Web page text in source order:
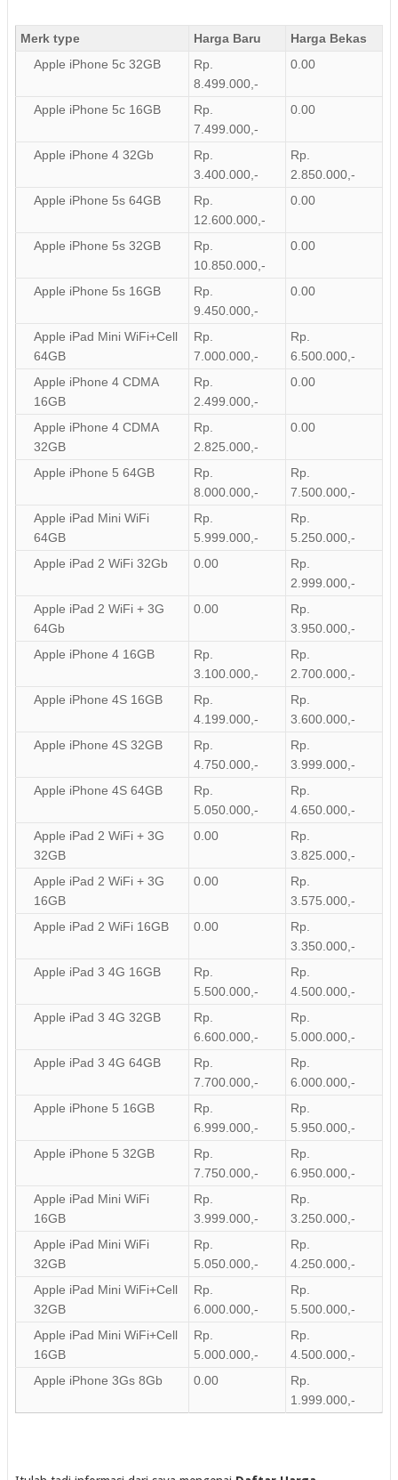
Merk type Harga Baru
Harga Bekas
Apple iPhone 5c 32GB
Rp.
8.499.000,-
0.00
Apple iPhone 5c 16GB
Rp.
7.499.000,-
0.00
Apple iPhone 4 32Gb
Rp.
3.400.000,-
Rp.
2.850.000,-
Apple iPhone 5s 64GB
Rp.
12.600.000,-
0.00
Apple iPhone 5s 32GB
Rp.
10.850.000,-
0.00
Apple iPhone 5s 16GB
Rp.
9.450.000,-
0.00
Apple iPad Mini WiFi+Cell
64GB
Rp.
7.000.000,-
Rp.
6.500.000,-
Apple iPhone 4 CDMA
16GB
Rp.
2.499.000,-
0.00
Apple iPhone 4 CDMA
32GB
Rp.
2.825.000,-
0.00
Apple iPhone 5 64GB
Rp.
8.000.000,-
Rp.
7.500.000,-
Apple iPad Mini WiFi
64GB
Rp.
5.999.000,-
Rp.
5.250.000,-
Apple iPad 2 WiFi 32Gb
0.00
Rp.
2.999.000,-
Apple iPad 2 WiFi + 3G
64Gb
0.00
Rp.
3.950.000,-
Apple iPhone 4 16GB
Rp.
3.100.000,-
Rp.
2.700.000,-
Apple iPhone 4S 16GB
Rp.
4.199.000,-
Rp.
3.600.000,-
Apple iPhone 4S 32GB
Rp.
4.750.000,-
Rp.
3.999.000,-
Apple iPhone 4S 64GB
Rp.
5.050.000,-
Rp.
4.650.000,-
Apple iPad 2 WiFi + 3G
32GB
0.00
Rp.
3.825.000,-
Apple iPad 2 WiFi + 3G
16GB
0.00
Rp.
3.575.000,-
Apple iPad 2 WiFi 16GB
0.00
Rp.
3.350.000,-
Apple iPad 3 4G 16GB
Rp.
5.500.000,-
Rp.
4.500.000,-
Apple iPad 3 4G 32GB
Rp.
6.600.000,-
Rp.
5.000.000,-
Apple iPad 3 4G 64GB
Rp.
7.700.000,-
Rp.
6.000.000,-
Apple iPhone 5 16GB
Rp.
6.999.000,-
Rp.
5.950.000,-
Apple iPhone 5 32GB
Rp.
7.750.000,-
Rp.
6.950.000,-
Apple iPad Mini WiFi
16GB
Rp.
3.999.000,-
Rp.
3.250.000,-
Apple iPad Mini WiFi
32GB
Rp.
5.050.000,-
Rp.
4.250.000,-
Apple iPad Mini WiFi+Cell
32GB
Rp.
6.000.000,-
Rp.
5.500.000,-
Apple iPad Mini WiFi+Cell
16GB
Rp.
5.000.000,-
Rp.
4.500.000,-
Apple iPhone 3Gs 8Gb
0.00
Rp.
1.999.000,-